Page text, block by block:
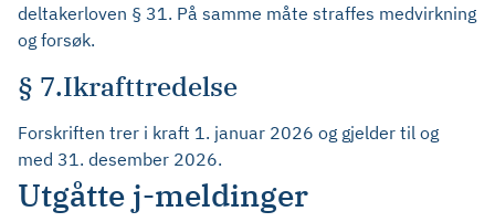
deltakerloven § 31. På samme måte straffes medvirkning
og forsøk.
§ 7.Ikrafttredelse
Forskriften trer i kraft 1. januar 2026 og gjelder til og
med 31. desember 2026.
Utgåtte j-meldinger